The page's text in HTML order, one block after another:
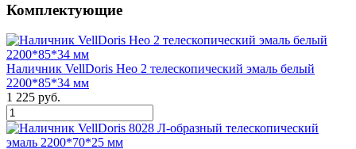
Комплектующие
Наличник VellDoris Нео 2 телескопический эмаль белый
2200*85*34 мм
1 225 руб.